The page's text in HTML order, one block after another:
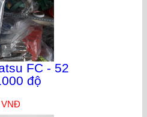
FC - 52
độ
VNĐ